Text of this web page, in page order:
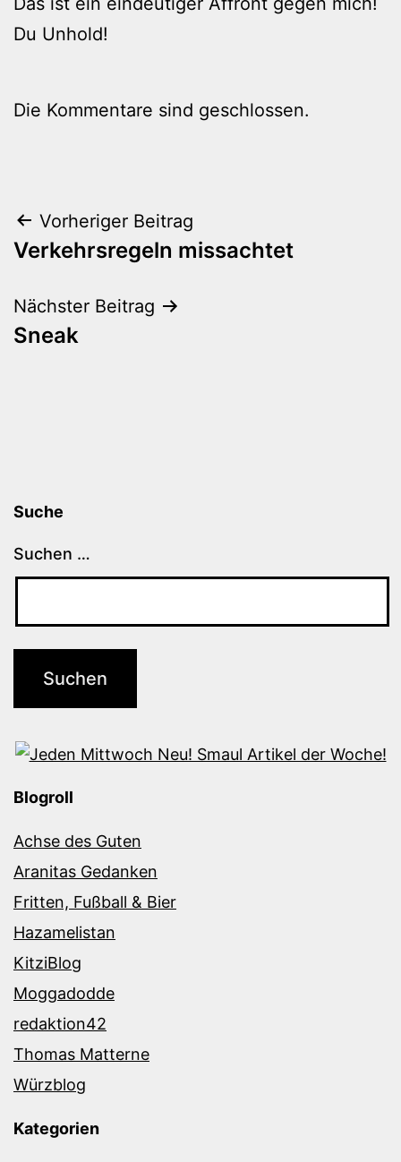
Du Unhold!
Die Kommentare sind geschlossen.
Beitragsnavigation
Vorheriger Beitrag
Verkehrsregeln missachtet
Nächster Beitrag
Sneak
Suche
Suchen …
Blogroll
Achse des Guten
Aranitas Gedanken
Fritten, Fußball & Bier
Hazamelistan
KitziBlog
Moggadodde
redaktion42
Thomas Matterne
Würzblog
Kategorien